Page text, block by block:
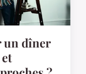
un dîner